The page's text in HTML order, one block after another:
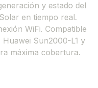
y estado del
en tiempo real.
WiFi. Compatible
Sun2000-L1 y
máxima cobertura.